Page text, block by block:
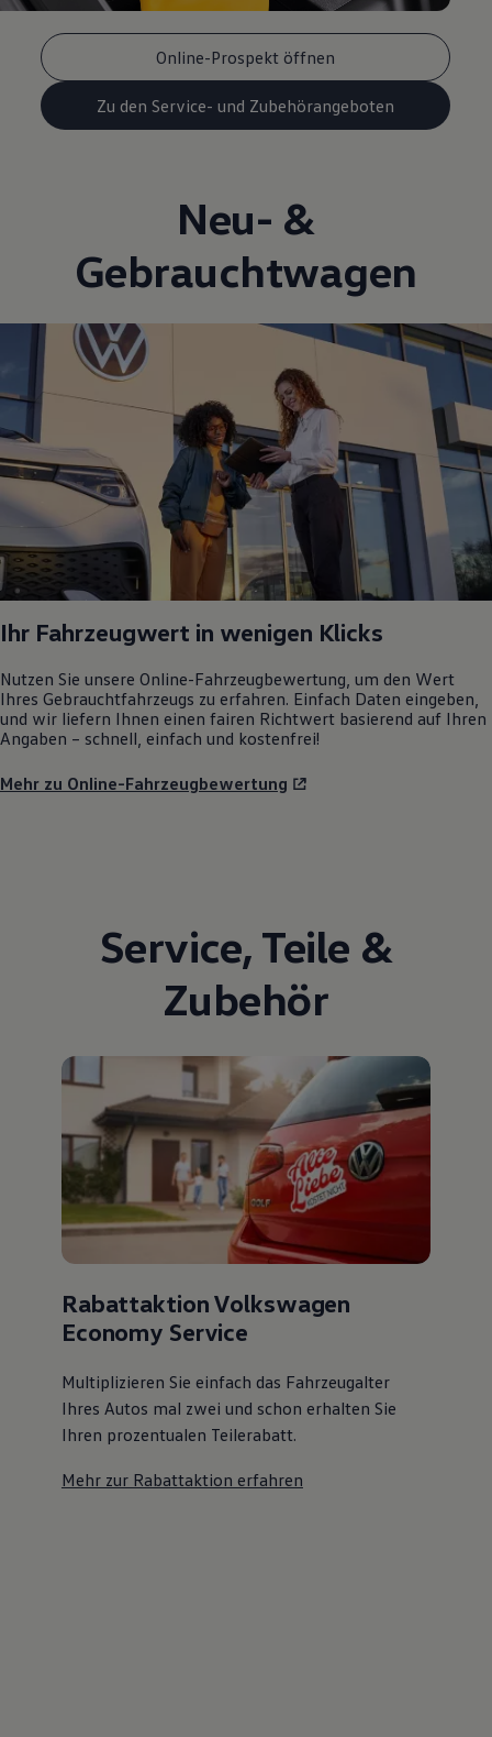
Online-Prospekt öffnen
Zu den Service- und Zubehörangeboten
Neu- &
Gebrauchtwagen
Ihr Fahrzeugwert in wenigen Klicks
Nutzen Sie unsere Online-Fahrzeugbewertung, um den Wert
Ihres Gebrauchtfahrzeugs zu erfahren. Einfach Daten eingeben,
und wir liefern Ihnen einen fairen Richtwert basierend auf Ihren
Angaben – schnell, einfach und kostenfrei!
Mehr zu Online-Fahrzeugbewertung
Service, Teile &
Zubehör
Rabattaktion Volkswagen
Economy Service
Multiplizieren Sie einfach das Fahrzeugalter
Ihres Autos mal zwei und schon erhalten Sie
Ihren prozentualen Teilerabatt.
Mehr zur Rabattaktion erfahren